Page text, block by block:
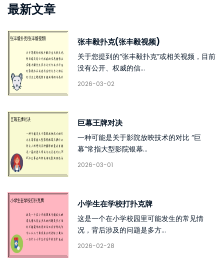
最新文章
张丰毅扑克(张丰毅视频)
关于您提到的“张丰毅扑克”或相关视频，目前
没有公开、权威的信...
2026-03-02
巨幕王牌对决
一种可能是关于影院放映技术的对比 “巨
幕”常指大型影院银幕...
2026-03-01
小学生在学校打扑克牌
这是一个在小学校园里可能发生的常见情
况，背后涉及的问题是多方...
2026-02-28